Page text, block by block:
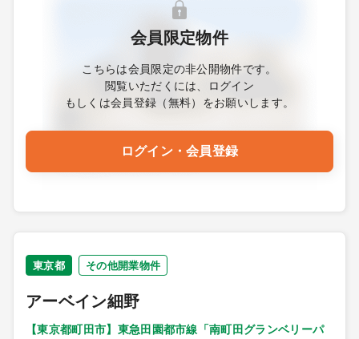
会員限定物件
こちらは会員限定の非公開物件です。
閲覧いただくには、ログイン
もしくは会員登録（無料）をお願いします。
ログイン・会員登録
東京都 その他開業物件
アーベイン細野
【東京都町田市】東急田園都市線「南町田グランベリーパ